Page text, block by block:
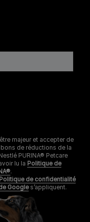
majeur et accepter de
de réductions de la
PURINA® Petcare
lu la Politique de
.
Politique de confidentialité
Googles’appliquent.